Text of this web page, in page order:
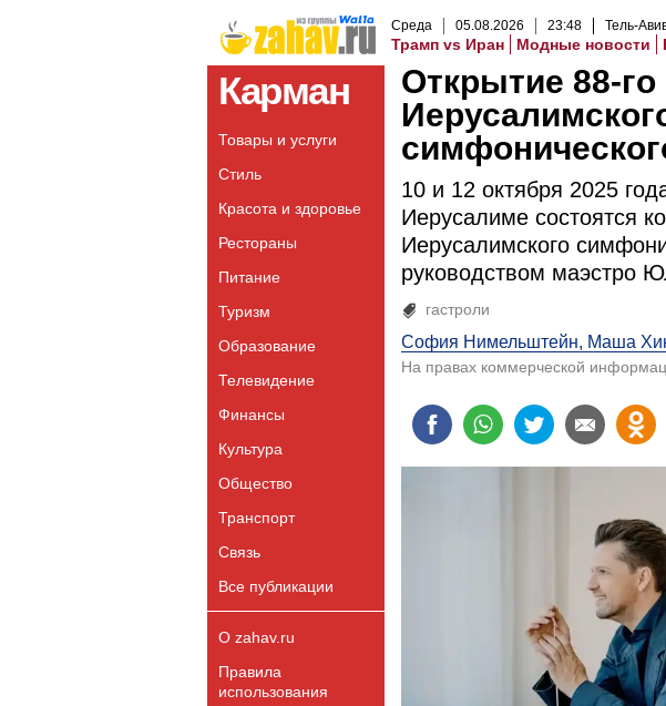
Среда 05.08.2026 23:48 Тель-
Трамп vs Иран Модные новости
Карман
Товары и услуги
Стиль
Красота и здоровье
Рестораны
Питание
Туризм
Образование
Телевидение
Финансы
Культура
Общество
Транспорт
Связь
Все публикации
О zahav.ru
Правила
использования
Открытие 88-го
10 и 12 октября 2025
Иерусалиме состоятся
Иерусалимского
руководством маэстро
гастроли
София Нимельштейн, Маша
На правах коммерческой